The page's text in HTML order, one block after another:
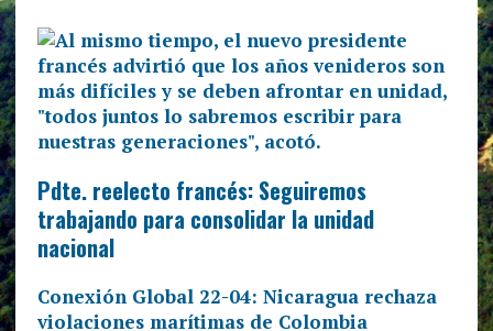
Pdte. reelecto francés: Seguiremos
trabajando para consolidar la unidad
nacional
Conexión Global 22-04: Nicaragua rechaza
violaciones marítimas de Colombia